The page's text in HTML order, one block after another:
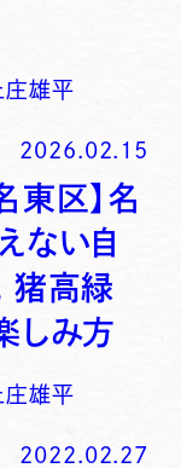
庄雄平
2026.02.15
東区】名
ない自
猪高緑
しみ方
庄雄平
2022.02.27